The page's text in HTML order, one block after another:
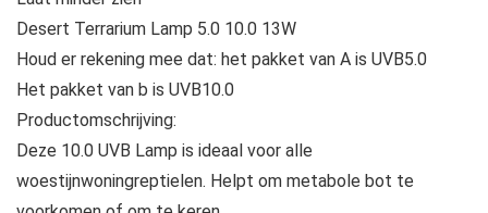
Desert Terrarium Lamp 5.0 10.0 13W
Houd er rekening mee dat: het pakket van A is UVB5.0
Het pakket van b is UVB10.0
Productomschrijving:
Deze 10.0 UVB Lamp is ideaal voor alle
woestijnwoningreptielen. Helpt om metabole bot te